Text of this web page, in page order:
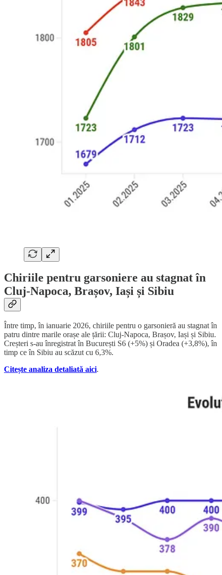
Chiriile pentru garsoniere au stagnat în
Cluj-Napoca, Brașov, Iași și Sibiu
Între timp, în ianuarie 2026, chiriile pentru o garsonieră au stagnat în
patru dintre marile orașe ale țării: Cluj-Napoca, Brașov, Iași și Sibiu.
Creșteri s-au înregistrat în București S6 (+5%) și Oradea (+3,8%), în
timp ce în Sibiu au scăzut cu 6,3%.
Citește analiza detaliată aici.